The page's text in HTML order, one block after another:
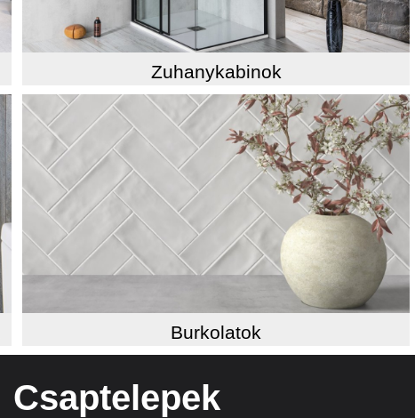
Zuhanykabinok
Burkolatok
Csaptelepek